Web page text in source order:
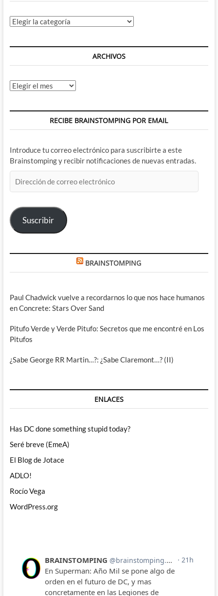
Categorías
ARCHIVOS
Archivos
RECIBE BRAINSTOMPING POR EMAIL
Introduce tu correo electrónico para suscribirte a este
Brainstomping y recibir notificaciones de nuevas entradas.
de
electrónico
Suscribir
BRAINSTOMPING
Paul Chadwick vuelve a recordarnos lo que nos hace humanos
en Concrete: Stars Over Sand
Pitufo Verde y Verde Pitufo: Secretos que me encontré en Los
Pitufos
¿Sabe George RR Martin…?: ¿Sabe Claremont…? (II)
ENLACES
Has DC done something stupid today?
Seré breve (EmeA)
El Blog de Jotace
ADLO!
Rocío Vega
WordPress.org